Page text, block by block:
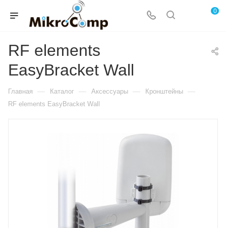
0
RF elements
EasyBracket Wall
Главная — Каталог — Аксессуары — Кронштейны —
RF elements EasyBracket Wall